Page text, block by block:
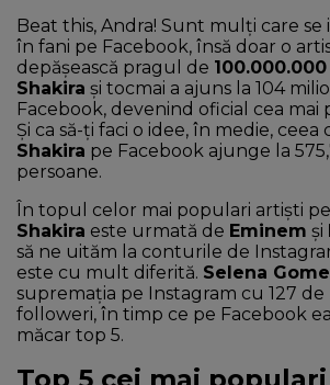
Beat this, Andra! Sunt mulți care
în fani pe Facebook, însă doar o
depășească pragul de
Shakira și tocmai a ajuns la 104
Facebook, devenind oficial cea mai
Și ca să-ți faci o idee, în medie, ceea
Shakira pe Facebook ajunge la
persoane.
În topul celor mai populari artiști
Shakira este urmată de Eminem și
să ne uităm la conturile de
este cu mult diferită. Selena
supremația pe Instagram cu 127 de
followeri, în timp ce pe Facebook
măcar top 5.